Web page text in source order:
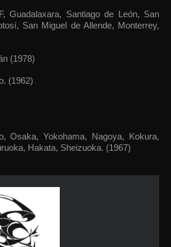
Guadalaxara, Santiago de León, San
San Miguel de Allende, Monterrey,
(1978)
(1962)
Osaka, Yokohama, Nagoya, Kokura,
Hakata, Sheizuoka. (1967)